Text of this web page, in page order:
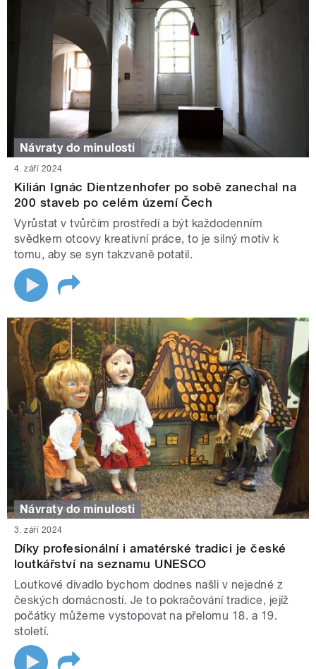
Návraty do minulosti
4. září 2024
Kilián Ignác Dientzenhofer po sobě zanechal na
200 staveb po celém území Čech
Vyrůstat v tvůrčím prostředí a být každodenním
svědkem otcovy kreativní práce, to je silný motiv k
tomu, aby se syn takzvaně potatil.
Návraty do minulosti
3. září 2024
Díky profesionální i amatérské tradici je české
loutkářství na seznamu UNESCO
Loutkové divadlo bychom dodnes našli v nejedné z
českých domácností. Je to pokračování tradice, jejíž
počátky můžeme vystopovat na přelomu 18. a 19.
století.